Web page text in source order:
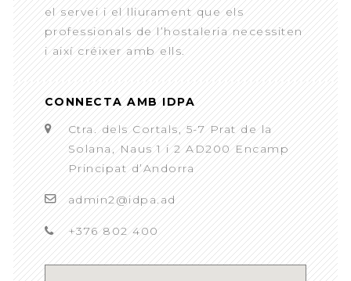
el servei i el lliurament que els
professionals de l’hostaleria necessiten
i així créixer amb ells.
CONNECTA AMB IDPA
Ctra. dels Cortals, 5-7 Prat de la
Solana, Naus 1 i 2 AD200 Encamp
Principat d’Andorra
admin2@idpa.ad
+376 802 400